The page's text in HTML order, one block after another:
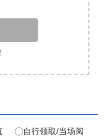
自行领取/当场阅